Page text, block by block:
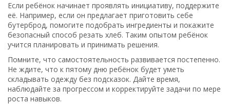
Если ребёнок начинает проявлять инициативу, поддержите
её. Например, если он предлагает приготовить себе
бутерброд, помогите подобрать ингредиенты и покажите
безопасный способ резать хлеб. Таким опытом ребёнок
учится планировать и принимать решения.
Помните, что самостоятельность развивается постепенно.
Не ждите, что к пятому дню ребёнок будет уметь
складывать одежду без подсказок. Дайте время,
наблюдайте за прогрессом и корректируйте задачи по мере
роста навыков.